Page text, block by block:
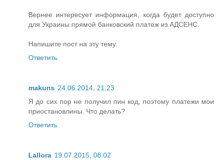
Вернее интересует информация, когда будет доступно
для Украины прямой банковский платеж из АДСЕНС.
Напишите пост на эту тему.
Ответить
makuns 24.06.2014, 21:23
Я до сих пор не получил пин код, поэтому платежи мои
приостановлины. Что делать?
Ответить
Lallora 19.07.2015, 08:02